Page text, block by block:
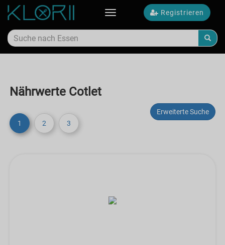
Registrieren
Toggle
Nährwerte Cotlet
Erweiterte Suche
1
2 3